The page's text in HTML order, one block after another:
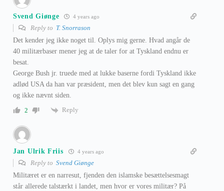
Svend Giønge 4 years ago
Reply to T. Snorrason
Det kender jeg ikke noget til. Oplys mig gerne. Hvad angår de
40 militærbaser mener jeg at de taler for at Tyskland endnu er
besat.
George Bush jr. truede med at lukke baserne fordi Tyskland ikke
adlød USA da han var præsident, men det blev kun sagt en gang
og ikke nævnt siden.
2
Reply
Jan Ulrik Friis 4 years ago
Reply to Svend Giønge
Militæret er en narresut, fjenden den islamske besættelsesmagt
står allerede talstærkt i landet, men hvor er vores militær? På